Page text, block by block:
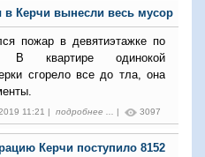
в Керчи вынесли весь мусор
пожар в девятиэтажке по
квартире одинокой
сгорело все до тла, она
11:21 | подробнее ... | 3097
Керчи поступило 8152